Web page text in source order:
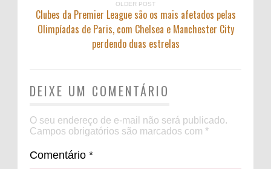
OLDER POST
Clubes da Premier League são os mais afetados pelas
Olimpíadas de Paris, com Chelsea e Manchester City
perdendo duas estrelas
DEIXE UM COMENTÁRIO
O seu endereço de e-mail não será publicado.
Campos obrigatórios são marcados com *
Comentário *